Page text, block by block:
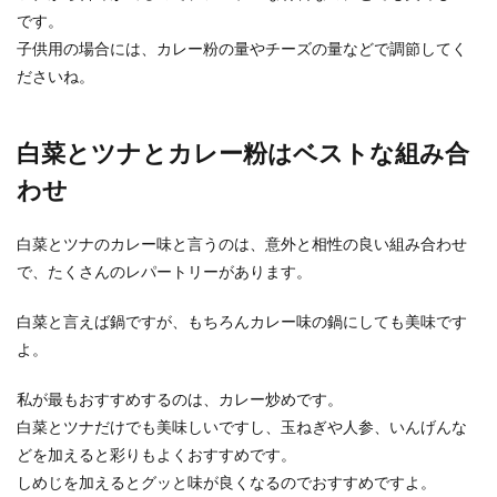
です。
子供用の場合には、カレー粉の量やチーズの量などで調節してく
ださいね。
白菜とツナとカレー粉はベストな組み合
わせ
白菜とツナのカレー味と言うのは、意外と相性の良い組み合わせ
で、たくさんのレパートリーがあります。
白菜と言えば鍋ですが、もちろんカレー味の鍋にしても美味です
よ。
私が最もおすすめするのは、カレー炒めです。
白菜とツナだけでも美味しいですし、玉ねぎや人参、いんげんな
どを加えると彩りもよくおすすめです。
しめじを加えるとグッと味が良くなるのでおすすめですよ。